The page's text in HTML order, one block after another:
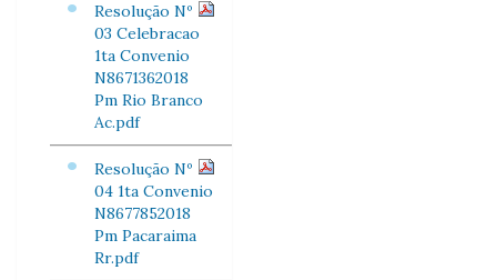
Resolução Nº
03 Celebracao
1ta Convenio
N8671362018
Pm Rio Branco
Ac.pdf
Resolução Nº
04 1ta Convenio
N8677852018
Pm Pacaraima
Rr.pdf